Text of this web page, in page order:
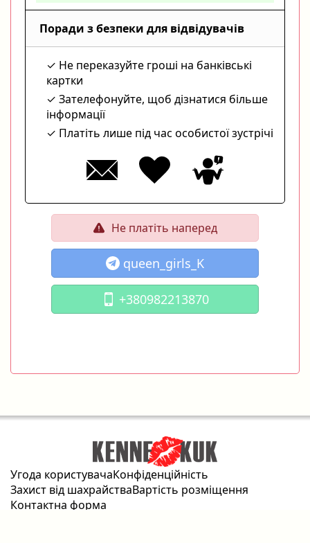
Поради з безпеки для відвідувачів
Не переказуйте гроші на банківські
картки
Зателефонуйте, щоб дізнатися більше
інформації
Платіть лише під час особистої зустрічі
Не платіть наперед
queen_girls_K
+380982213870
Угода користувачаКонфіденційність
Захист від шахрайстваВартість розміщення
Контактна форма